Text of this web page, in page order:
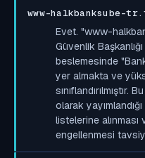
www-
Evet. "www-
Güvenlik
beslemesinde
yer almakta ve
sınıflandırılmıştır.
olarak
listelerine alınması
engellenmesi